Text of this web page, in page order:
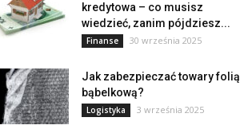
kredytowa – co musisz
wiedzieć, zanim pójdziesz...
Finanse 30 września 2025
Jak zabezpieczać towary folią
bąbelkową?
Logistyka 3 września 2025